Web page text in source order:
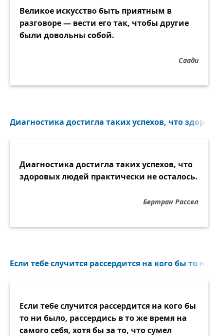
Великое искусство быть приятным в
разговоре — вести его так, чтобы другие
были довольны собой.
Саади
Диагностика достигла таких успехов, что
Диагностика достигла таких успехов, что
здоровых людей практически не осталось.
Бертран Рассел
Если тебе случится рассердится на кого бы то ни
Если тебе случится рассердится на кого бы
то ни было, рассердись в то же время на
самого себя, хотя бы за то, что сумел